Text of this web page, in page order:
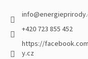
info@
+420 723 855 452
https://
y.cz